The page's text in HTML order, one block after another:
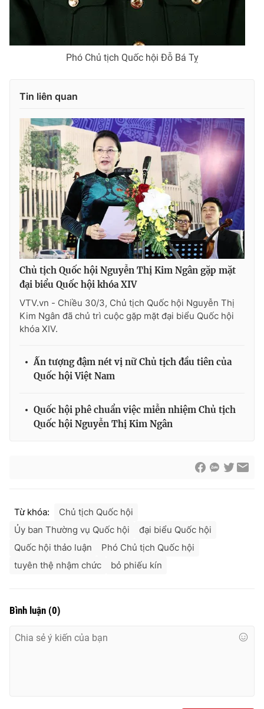
Phó Chủ tịch Quốc hội Đỗ Bá Tỵ
Tin liên quan
Chủ tịch Quốc hội Nguyễn Thị Kim Ngân gặp mặt
đại biểu Quốc hội khóa XIV
VTV.vn - Chiều 30/3, Chủ tịch Quốc hội Nguyễn Thị
Kim Ngân đã chủ trì cuộc gặp mặt đại biểu Quốc hội
khóa XIV.
Ấn tượng đậm nét vị nữ Chủ tịch đầu tiên của
Quốc hội Việt Nam
Quốc hội phê chuẩn việc miễn nhiệm Chủ tịch
Quốc hội Nguyễn Thị Kim Ngân
Từ khóa:
Chủ tịch Quốc hội
Ủy ban Thường vụ Quốc hội
đại biểu Quốc hội
Quốc hội thảo luận
Phó Chủ tịch Quốc hội
tuyên thệ nhậm chức
bỏ phiếu kín
Bình luận (0)